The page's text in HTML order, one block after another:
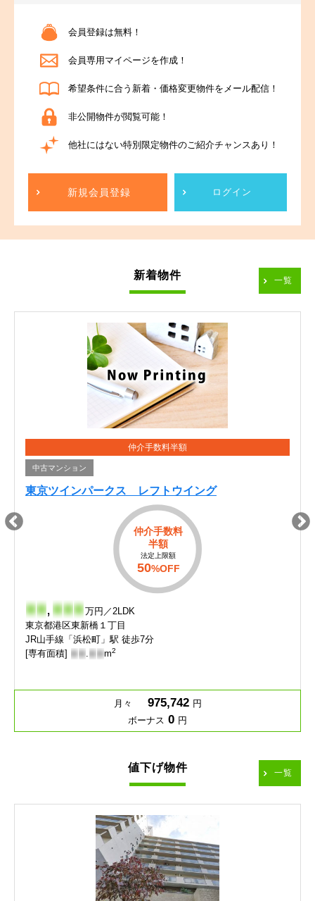
会員登録は無料！
会員専用マイページを作成！
希望条件に合う新着・価格変更物件をメール配信！
非公開物件が閲覧可能！
他社にはない特別限定物件のご紹介チャンスあり！
新規会員登録 ログイン
新着物件 一覧
仲介手数料半額
中古マンション
東京ツインパークス レフトウイング
仲介手数料
半額
法定上限額
50%OFF
- - ,- - - 万円／2LDK
東京都港区東新橋１丁目
JR山手線「浜松町」駅 徒歩7分
[専有面積] - - .- - m2
月々 975,742 円
ボーナス 0 円
値下げ物件 一覧